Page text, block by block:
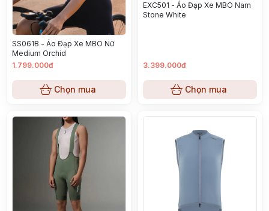
SS061B - Áo Đạp Xe MBO Nữ
Medium Orchid
1.799.000đ
Chọn mua
EXC501 - Áo Đạp Xe MBO Nam
Stone White
3.399.000đ
Chọn mua